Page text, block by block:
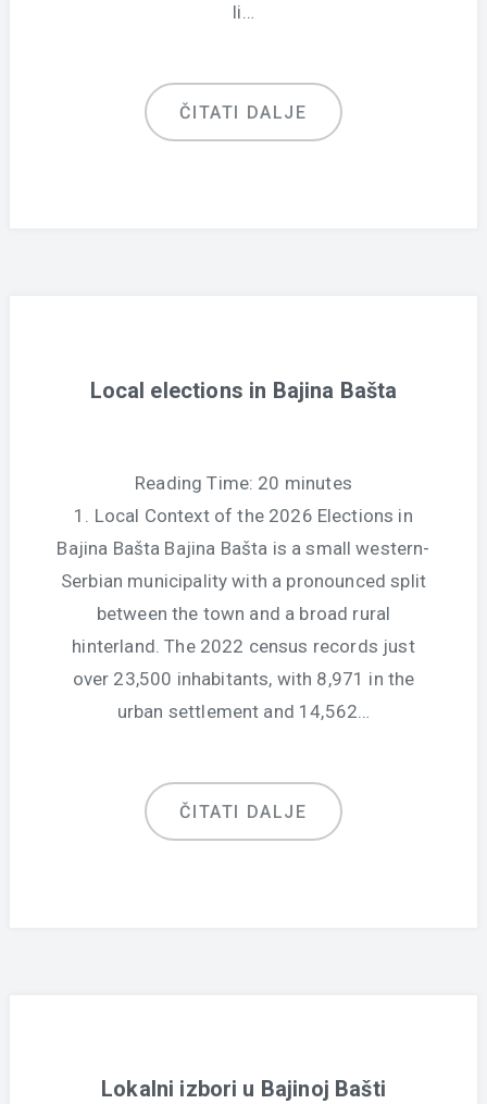
li…
ČITATI DALJE
Local elections in Bajina Bašta
Reading Time: 20 minutes
1. Local Context of the 2026 Elections in
Bajina Bašta Bajina Bašta is a small western-
Serbian municipality with a pronounced split
between the town and a broad rural
hinterland. The 2022 census records just
over 23,500 inhabitants, with 8,971 in the
urban settlement and 14,562…
ČITATI DALJE
Lokalni izbori u Bajinoj Bašti